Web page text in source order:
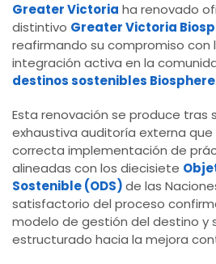
Greater Victoria ha renovado
distintivo Greater Victoria
reafirmando su compromiso con
integración activa en la
destinos sostenibles Biosphere.
Esta renovación se produce tras
exhaustiva auditoría externa
correcta implementación de
alineadas con los diecisiete
Sostenible (ODS)de las
satisfactorio del proceso
modelo de gestión del destino y
estructurado hacia la mejora